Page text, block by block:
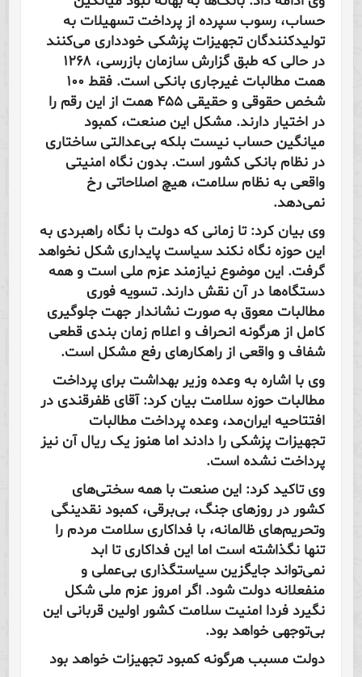
حساب، رسوب سپرده از پرداخت تسهیلات به
تولیدکنندگان تجهیزات پزشکی خودداری می‌کنند
در حالی که طبق گزارش سازمان بازرسی، ۱۲۶۸
همت مطالبات غیرجاری بانکی است. فقط ۱۰۰
شخص حقوقی و حقیقی ۴۵۵ همت از این رقم را
در اختیار دارند. مشکل این صنعت، کمبود
میانگین حساب نیست بلکه بی‌عدالتی ساختاری
در نظام بانکی کشور است. بدون نگاه امنیتی
واقعی به نظام سلامت، هیچ اصلاحاتی رخ
نمی‌دهد.
وی بیان کرد: تا زمانی که دولت با نگاه راهبردی به
این حوزه نگاه نکند سیاست پایداری شکل نخواهد
گرفت. این موضوع نیازمند عزم ملی است و همه
دستگاه‌ها در آن نقش دارند. تسویه فوری
مطالبات معوق به صورت نشاندار جهت جلوگیری
کامل از هرگونه انحراف و اعلام زمان بندی قطعی
شفاف و واقعی از راهکارهای رفع مشکل است.
وی با اشاره به وعده وزیر بهداشت برای پرداخت
مطالبات حوزه سلامت بیان کرد: آقای ظفرقندی در
افتتاحیه ایران‌مد، وعده پرداخت مطالبات
تجهیزات پزشکی را دادند اما هنوز یک ریال آن نیز
پرداخت نشده است.
وی تاکید کرد: این صنعت با همه سختی‌های
کشور در روزهای جنگ، بی‌برقی، کمبود نقدینگی
وتحریم‌های ظالمانه، با فداکاری سلامت مردم را
تنها نگذاشته است اما این فداکاری تا ابد
نمی‌تواند جایگزین سیاستگذاری بی‌عملی و
منفعلانه دولت شود. اگر امروز عزم ملی شکل
نگیرد فردا امنیت سلامت کشور اولین قربانی این
بی‌توجهی خواهد بود.
دولت مسبب هرگونه کمبود تجهیزات خواهد بود